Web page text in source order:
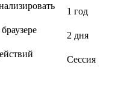
1 год
2 дня
Сессия